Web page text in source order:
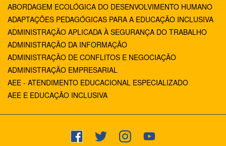
ABORDAGEM ECOLÓGICA DO DESENVOLVIMENTO HUMANO
ADAPTAÇÕES PEDAGÓGICAS PARA A EDUCAÇÃO INCLUSIVA
ADMINISTRAÇÃO APLICADA À SEGURANÇA DO TRABALHO
ADMINISTRAÇÃO DA INFORMAÇÃO
ADMINISTRAÇÃO DE CONFLITOS E NEGOCIAÇÃO
ADMINISTRAÇÃO EMPRESARIAL
AEE - ATENDIMENTO EDUCACIONAL ESPECIALIZADO
AEE E EDUCAÇÃO INCLUSIVA